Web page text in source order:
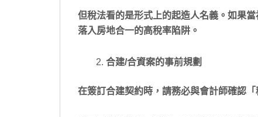
但稅法看的是形式上的起造人名義。如果
落入房地合一的高稅率陷阱。
合建/合資案的事前規劃
在簽訂合建契約時，請務必與會計師確認「